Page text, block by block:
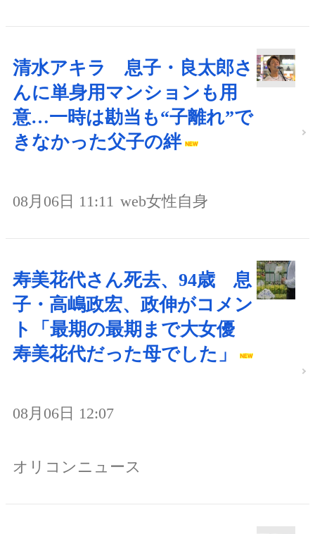
清水アキラ 息子・良太郎さ
んに単身用マンションも用
意…一時は勘当も“子離れ”で
きなかった父子の絆
08月06日 11:11 web女性自身
寿美花代さん死去、94歳 息
子・高嶋政宏、政伸がコメン
ト「最期の最期まで大女優
寿美花代だった母でした」
08月06日 12:07
オリコンニュース